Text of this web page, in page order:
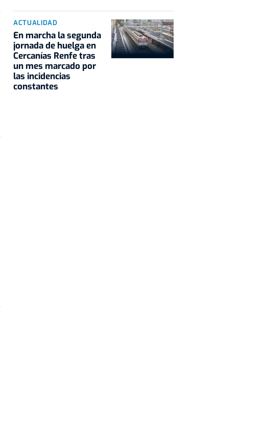
ACTUALIDAD
En marcha la segunda
jornada de huelga en
Cercanías Renfe tras
un mes marcado por
las incidencias
constantes